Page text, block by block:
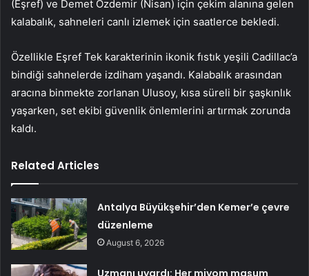
(Eşref) ve Demet Özdemir (Nisan) için çekim alanına gelen
kalabalık, sahneleri canlı izlemek için saatlerce bekledi.
Özellikle Eşref Tek karakterinin ikonik fıstık yeşili Cadillac’a
bindiği sahnelerde izdiham yaşandı. Kalabalık arasından
aracına binmekte zorlanan Ulusoy, kısa süreli bir şaşkınlık
yaşarken, set ekibi güvenlik önlemlerini artırmak zorunda
kaldı.
Related Articles
Antalya Büyükşehir’den Kemer’e çevre
düzenleme
August 6, 2026